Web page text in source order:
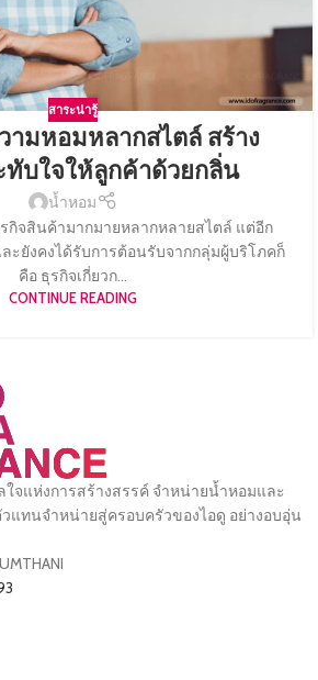
สาระน่ารู้
ามหอมหลากสไตล์ สร้าง
ทับใจให้ลูกค้าด้วยกลิ่น
น้ำหอม
กิจสินค้ามากมายหลากหลายสไตล์ แต่อีก
ะยังคงได้รับการต้อนรับจากกลุ่มผู้บริโภคก็
คือ ธุรกิจเกี่ยวก...
CONTINUE READING
จแห่งการสร้างสรรค์ จำหน่ายน้ำหอมและ
แทนจำหน่ายสู่ครอบครัวของไอดู อย่างอบอุ่น